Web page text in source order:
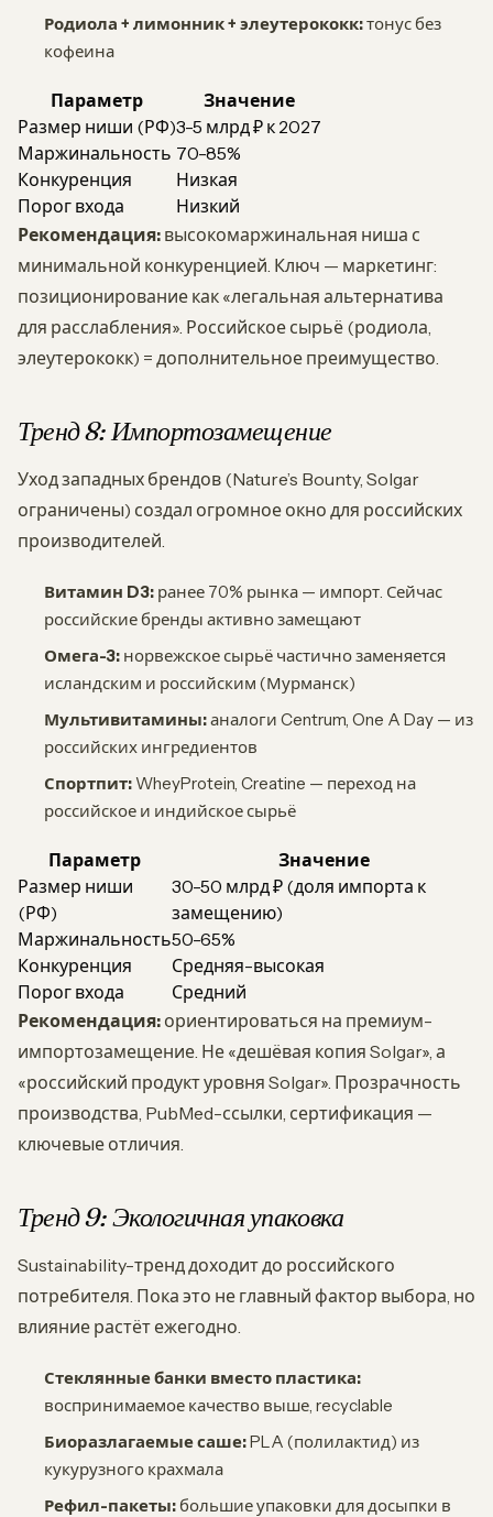
Родиола + лимонник + элеутерококк:тонус без
кофеина
Параметр
Значение
Размер ниши (РФ)3-5 млрд ₽ к 2027
Маржинальность 70-85%
Конкуренция
Низкая
Порог входа
Низкий
Рекомендация: высокомаржинальная ниша с
минимальной конкуренцией. Ключ — маркетинг:
позиционирование как «легальная альтернатива
для расслабления». Российское сырьё (родиола,
элеутерококк) = дополнительное преимущество.
Тренд 8: Импортозамещение
Уход западных брендов (Nature’s Bounty, Solgar
ограничены) создал огромное окно для российских
производителей.
Витамин D3: ранее 70% рынка — импорт. Сейчас
российские бренды активно замещают
Омега-3: норвежское сырьё частично заменяется
исландским и российским (Мурманск)
Мультивитамины:аналоги Centrum, One A Day — из
российских ингредиентов
Спортпит: WheyProtein, Creatine — переход на
российское и индийское сырьё
Параметр
Значение
Размер ниши
(РФ)
30-50 млрд ₽ (доля импорта к
замещению)
Маржинальность50-65%
Конкуренция
Средняя-высокая
Порог входа
Средний
Рекомендация: ориентироваться на премиум-
импортозамещение. Не «дешёвая копия Solgar», а
«российский продукт уровня Solgar». Прозрачность
производства, PubMed-ссылки, сертификация —
ключевые отличия.
Тренд 9: Экологичная упаковка
Sustainability-тренд доходит до российского
потребителя. Пока это не главный фактор выбора, но
влияние растёт ежегодно.
Стеклянные банки вместо пластика:
воспринимаемое качество выше, recyclable
Биоразлагаемые саше:PLA (полилактид) из
кукурузного крахмала
Рефил-пакеты:большие упаковки для досыпки в